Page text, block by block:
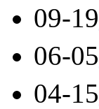
09-19
06-05
04-15